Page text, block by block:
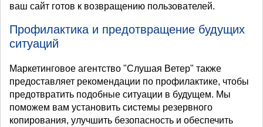
ваш сайт готов к возвращению пользователей.
Профилактика и предотвращение будущих
ситуаций
Маркетинговое агентство "Слушая Ветер" также
предоставляет рекомендации по профилактике, чтобы
предотвратить подобные ситуации в будущем. Мы
поможем вам установить системы резервного
копирования, улучшить безопасность и обеспечить